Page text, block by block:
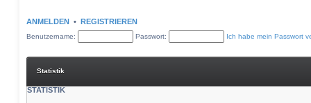
ANMELDEN • REGISTRIEREN
Benutzername: Passwort: Ich habe mein Passwort
Statistik
STATISTIK